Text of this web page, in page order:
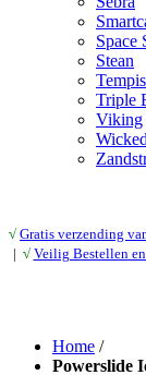
Space
Stean
Triple
Viking
√ Gratis verzending
| √ Veilig Bestellen
Home /
Powerslide